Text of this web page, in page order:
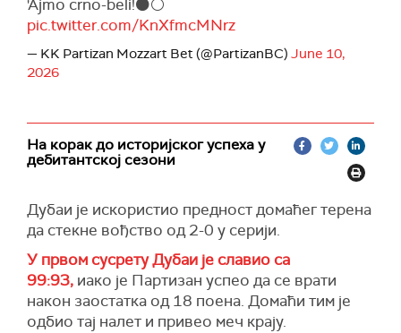
'Ajmo crno-beli!⚫️⚪️
pic.twitter.com/KnXfmcMNrz
— KK Partizan Mozzart Bet (@PartizanBC) June 10,
2026
На корак до историјског успеха у
дебитантској сезони
Дубаи је искористио предност домаћег терена
да стекне вођство од 2-0 у серији.
У првом сусрету Дубаи је славио са
99:93, иако је Партизан успео да се врати
након заостатка од 18 поена. Домаћи тим је
одбио тај налет и привео меч крају.